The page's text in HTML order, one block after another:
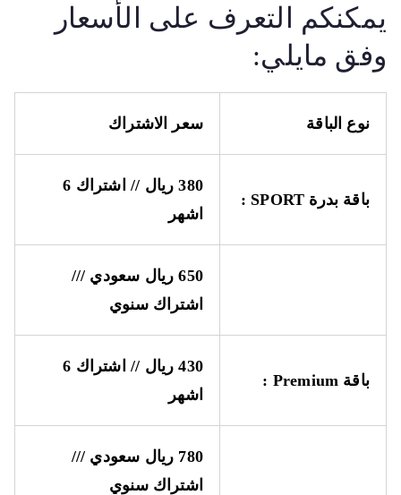
يمكنكم التعرف على الأسعار
وفق مايلي:
نوع الباقة سعر الاشتراك
باقة بدرة SPORT
:
380 ريال // اشتراك 6
اشهر
650 ريال سعودي ///
اشتراك سنوي
باقة Premium
:
430 ريال // اشتراك 6
اشهر
780 ريال سعودي ///
اشتراك سنوي